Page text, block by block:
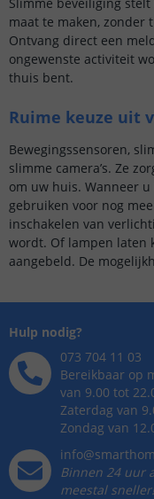
maat te maken, zonder
Ontvang direct een
ongewenste activiteit
thuis bent.
Ruime keuze uit
Bewegingssensoren,
slimme camera’s. Ze
om uw huis. Wanneer
gebruiken voor nog
inschakelen van
wordt. Of lampen laten
aangebeld. De
Hulp nodig?
073 704 11 03
Bereikbaar op
van 9.00 tot
Zaterdag van
Zondag van
Binnen 24 uur
meestal sneller!